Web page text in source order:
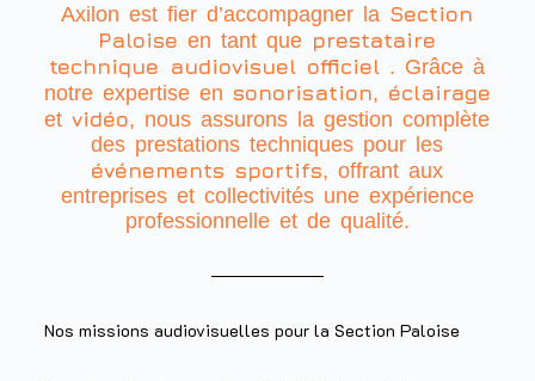
Axilon est fier d’accompagner la Section
Paloise en tant que prestataire
technique audiovisuel officiel . Grâce à
notre expertise en sonorisation, éclairage
etvidéo, nous assurons la gestion complète
des prestations techniques pour les
événements sportifs, offrant aux
entreprises et collectivités une expérience
professionnelle et de qualité.
Nos missions audiovisuelles pour la Section Paloise